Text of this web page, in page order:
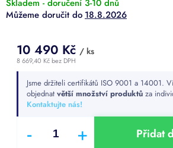
Skladem - doručení 3-10 dnů
18.8.2026
10 490 Kč / ks
8 669,40 Kč bez DPH
cena:Jsme držiteli certifikátů ISO 9001 a 14001.
objednat větší množství produktů za
Kontaktujte nás!
Přidat